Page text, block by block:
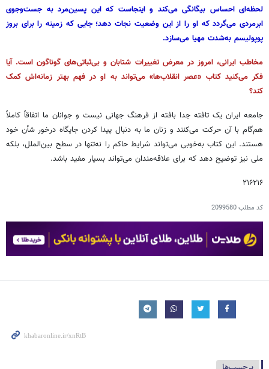
لحظه‌ای احساس بیگانگی می‌کند و اینجاست که این پسین‌مرد به جست‌وجوی
ابرمردی می‌گردد که او را از این وضعیت نجات دهد؛ جایی که زمینه را برای بروز
پوپولیسم به‌شدت مهیا می‌سازد.
مخاطب ایرانی، امروز در معرض تغییرات شتابان و بی‌ثباتی‌های گوناگون است. آیا
فکر می‌کنید کتاب «عصر انقلاب‌ها» می‌تواند به او در فهم بهتر زمانه‌اش کمک
کند؟
جامعه ایران یک تافته جدا بافته از فرهنگ جهانی نیست و جوانان ما اتفاقاً کاملاً
هم‌گام با آن حرکت می‌کنند و زنان ما به دنبال پیدا کردن جایگاه درخور شأن خود
هستند. این کتاب به‌خوبی می‌تواند شرایط حاکم را نه‌تنها در سطح بین‌الملل، بلکه
ملی نیز توضیح دهد که برای علاقه‌مندان می‌تواند بسیار مفید باشد.
۲۱۶۲۱۶
کد مطلب2099580